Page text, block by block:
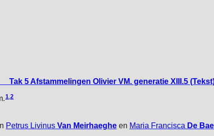
5 Afstammelingen Olivier VM. generatie XIII.5
1,2
Petrus Livinus Van Meirhaeghe en Maria Francisca De